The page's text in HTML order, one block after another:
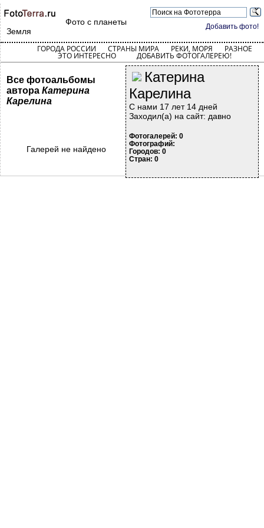
Добавить фото!
Фото с планеты
Земля
ГОРОДА РОССИИ СТРАНЫ МИРА РЕКИ, МОРЯ РАЗНОЕ
ЭТО ИНТЕРЕСНО ДОБАВИТЬ ФОТОГАЛЕРЕЮ!
Катерина
Карелина
С нами 17 лет 14 дней
Заходил(а) на сайт: давно
Фотогалерей: 0
Фотографий:
Городов: 0
Стран: 0
Все фотоальбомы
автора Катерина
Карелина
Галерей не найдено